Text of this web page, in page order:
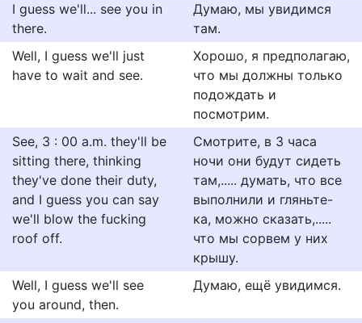
I guess we'll... see you in
there.
Думаю, мы увидимся
там.
Well, I guess we'll just
have to wait and see.
Хорошо, я предполагаю,
что мы должны только
подождать и
посмотрим.
See, 3 : 00 a.m. they'll be
sitting there, thinking
they've done their duty,
and I guess you can say
we'll blow the fucking
roof off.
Смотрите, в 3 часа
ночи они будут сидеть
там,..... думать, что все
выполнили и гляньте-
ка, можно сказать,.....
что мы сорвем у них
крышу.
Well, I guess we'll see
you around, then.
Думаю, ещё увидимся.